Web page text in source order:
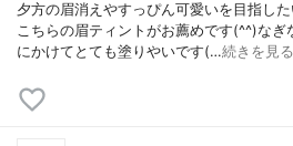
夕方の眉消えやすっぴん可愛いを目指し
こちらの眉ティントがお薦めです(^^)な
にかけてとても塗りやいです(…続きを見る